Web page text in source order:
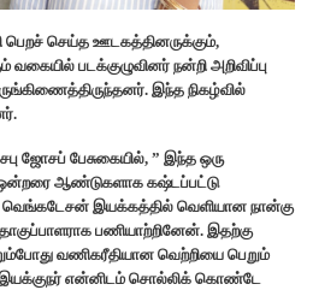
செய்த ஊடகத்தினருக்கும்,
வகையில் படக்குழுவினர் நன்றி அறிவிப்பு
இந்த நிகழ்வில்
ஜோசப் பேசுகையில், ” இந்த ஒரு
ஆண்டுகளாக கஷ்டப்பட்டு
இயக்கத்தில் வெளியான நான்கு
பணியாற்றினேன். இதற்கு
வணிகரீதியான வெற்றியை பெறும்
என்னிடம் சொல்லிக் கொண்டே